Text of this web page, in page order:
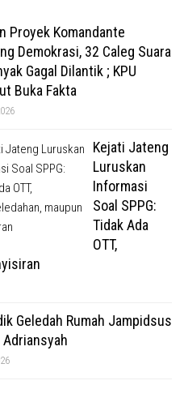
Proyek Komandante
Demokrasi, 32 Caleg Suara
Gagal Dilantik ; KPU
Buka Fakta
Kejati Jateng
Luruskan
Informasi
Soal SPPG:
Tidak Ada
OTT,
Geledah Rumah Jampidsus
Adriansyah